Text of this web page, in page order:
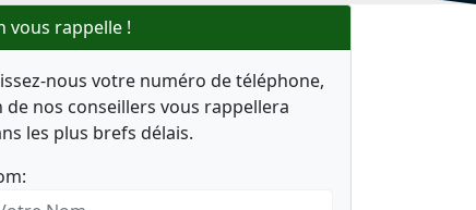
vous rappelle !
nous votre numéro de téléphone,
de nos conseillers vous rappellera
les plus brefs délais.